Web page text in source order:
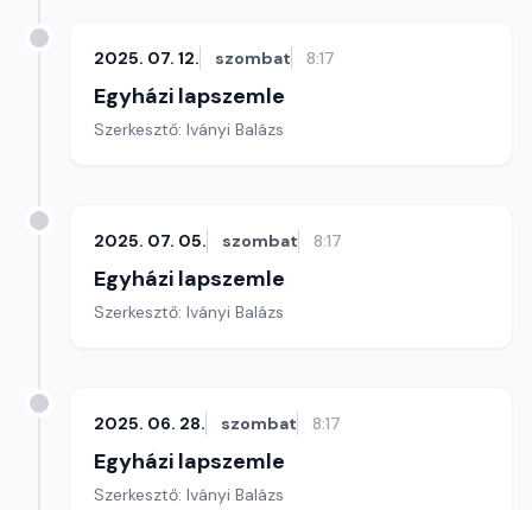
2025. 07. 12. szombat 8:17
Egyházi lapszemle
Szerkesztő: Iványi Balázs
2025. 07. 05. szombat 8:17
Egyházi lapszemle
Szerkesztő: Iványi Balázs
2025. 06. 28. szombat 8:17
Egyházi lapszemle
Szerkesztő: Iványi Balázs